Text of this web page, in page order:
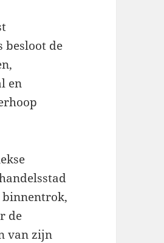
besloot de
en
binnentrok,
de
van zijn